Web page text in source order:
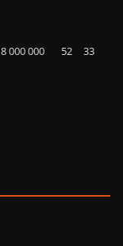
8 000 000 52 33